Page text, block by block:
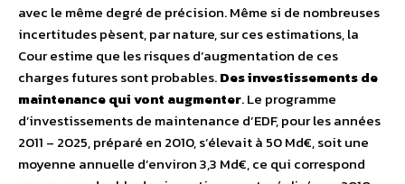
avec le même degré de précision. Même si de nombreuses
incertitudes pèsent, par nature, sur ces estimations, la
Cour estime que les risques d’augmentation de ces
charges futures sont probables.Des investissements de
maintenance qui vont augmenter. Le programme
d’investissements de maintenance d’EDF, pour les années
2011 – 2025, préparé en 2010, s’élevait à 50 Md€, soit une
moyenne annuelle d’environ 3,3 Md€, ce qui correspond